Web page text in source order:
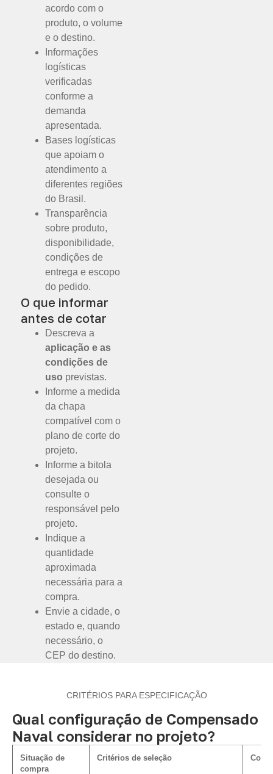
acordo com o
produto, o volume
e o destino.
Informações
logísticas
verificadas
conforme a
demanda
apresentada.
Bases logísticas
que apoiam o
atendimento a
diferentes regiões
do Brasil.
Transparência
sobre produto,
disponibilidade,
condições de
entrega e escopo
do pedido.
O que informar
antes de cotar
Descreva a
aplicação e as
condições de
uso previstas.
Informe a medida
da chapa
compatível com o
plano de corte do
projeto.
Informe a bitola
desejada ou
consulte o
responsável pelo
projeto.
Indique a
quantidade
aproximada
necessária para a
compra.
Envie a cidade, o
estado e, quando
necessário, o
CEP do destino.
CRITÉRIOS PARA ESPECIFICAÇÃO
Qual configuração de Compensado
Naval considerar no projeto?
Situação de
compra
Critérios de seleção